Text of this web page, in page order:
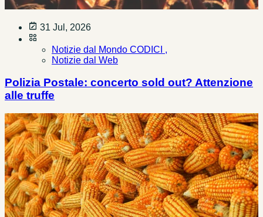
31 Jul, 2026
Notizie dal Mondo CODICI ,
Notizie dal Web
Polizia Postale: concerto sold out? Attenzione
alle truffe